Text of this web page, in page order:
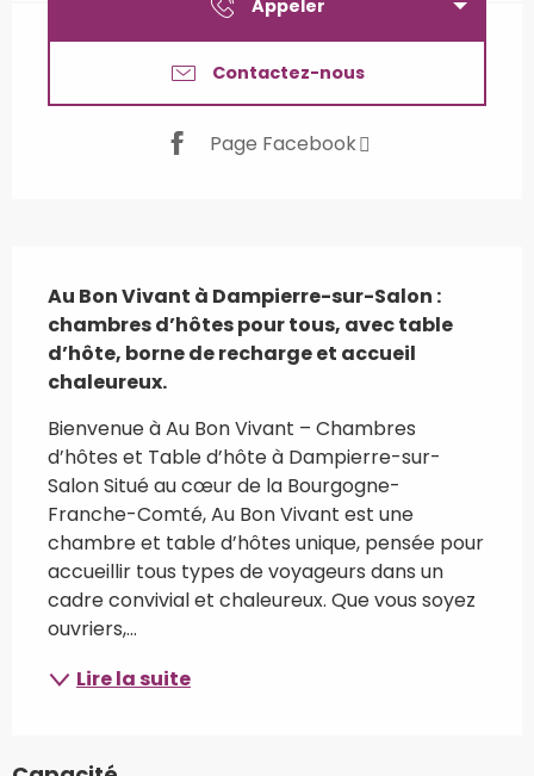
Appeler
Contactez-nous
Page Facebook
Au Bon Vivant à Dampierre-sur-Salon :
chambres d’hôtes pour tous, avec table
d’hôte, borne de recharge et accueil
chaleureux.
Bienvenue à Au Bon Vivant – Chambres
d’hôtes et Table d’hôte à Dampierre-sur-
Salon Situé au cœur de la Bourgogne-
Franche-Comté, Au Bon Vivant est une
chambre et table d’hôtes unique, pensée pour
accueillir tous types de voyageurs dans un
cadre convivial et chaleureux. Que vous soyez
ouvriers,...
Lire la suite